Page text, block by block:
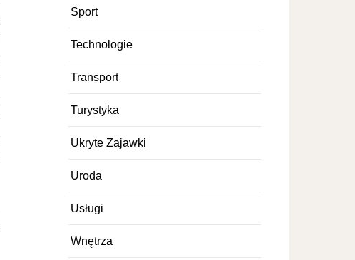
Sport
Technologie
Transport
Turystyka
Ukryte Zajawki
Uroda
Usługi
Wnętrza